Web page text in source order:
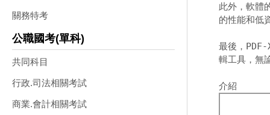
關務特考
公職國考(單科)
共同科目
行政.司法相關考試
商業.會計相關考試
此外，軟體
的性能和低
最後，
輯工具，無